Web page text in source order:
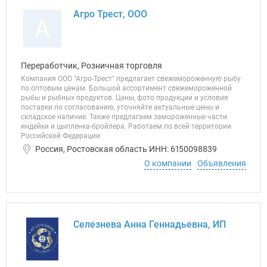
Агро Трест, ООО
Переработчик, Розничная торговля
Компания ООО "Агро-Трест" предлагает свежемороженную рыбу
по оптовым ценам. Большой ассортимент свежемороженной
рыбы и рыбных продуктов. Цены, фото продукции и условия
поставки по согласованию, уточняйте актуальные цены и
складское наличие. Также предлагаем замороженные части
индейки и цыпленка-бройлера. Работаем по всей территории
Российской Федерации
Россия, Ростовская область ИНН: 6150098839
О компании
Объявления
Селезнева Анна Геннадьевна, ИП